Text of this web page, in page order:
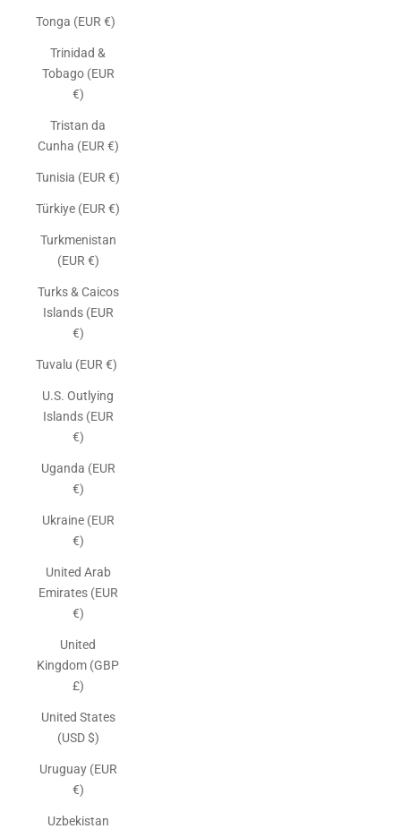
Tonga (EUR €)
Trinidad &
Tobago (EUR
€)
Tristan da
Cunha (EUR €)
Tunisia (EUR €)
Türkiye (EUR €)
Turkmenistan
(EUR €)
Turks & Caicos
Islands (EUR
€)
Tuvalu (EUR €)
U.S. Outlying
Islands (EUR
€)
Uganda (EUR
€)
Ukraine (EUR
€)
United Arab
Emirates (EUR
€)
United
Kingdom (GBP
£)
United States
(USD $)
Uruguay (EUR
€)
Uzbekistan